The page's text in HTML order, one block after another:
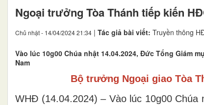
Ngoại trưởng Tòa Thánh tiếp kiến
Chủ nhật - 14/04/2024 21:34 | Tác giả bài viết: Truyền thông
Vào lúc 10g00 Chúa nhật 14.04.2024, Đức Tổng Giám
Nam
Bộ trưởng Ngoại giao Tòa
WHĐ (14.04.2024) – Vào lúc 10g00